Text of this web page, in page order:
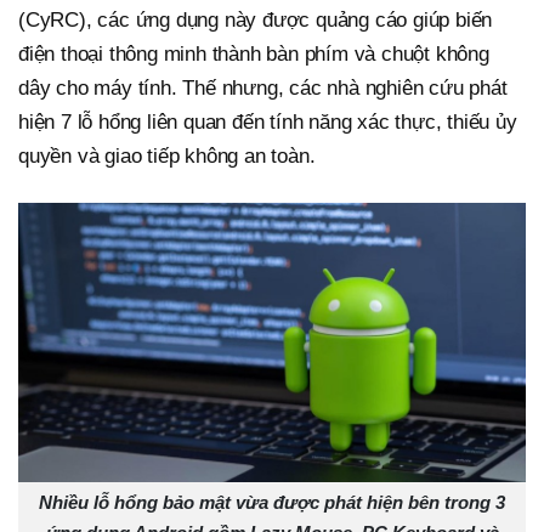
(CyRC), các ứng dụng này được quảng cáo giúp biến
điện thoại thông minh thành bàn phím và chuột không
dây cho máy tính. Thế nhưng, các nhà nghiên cứu phát
hiện 7 lỗ hổng liên quan đến tính năng xác thực, thiếu ủy
quyền và giao tiếp không an toàn.
Nhiều lỗ hổng bảo mật vừa được phát hiện bên trong 3